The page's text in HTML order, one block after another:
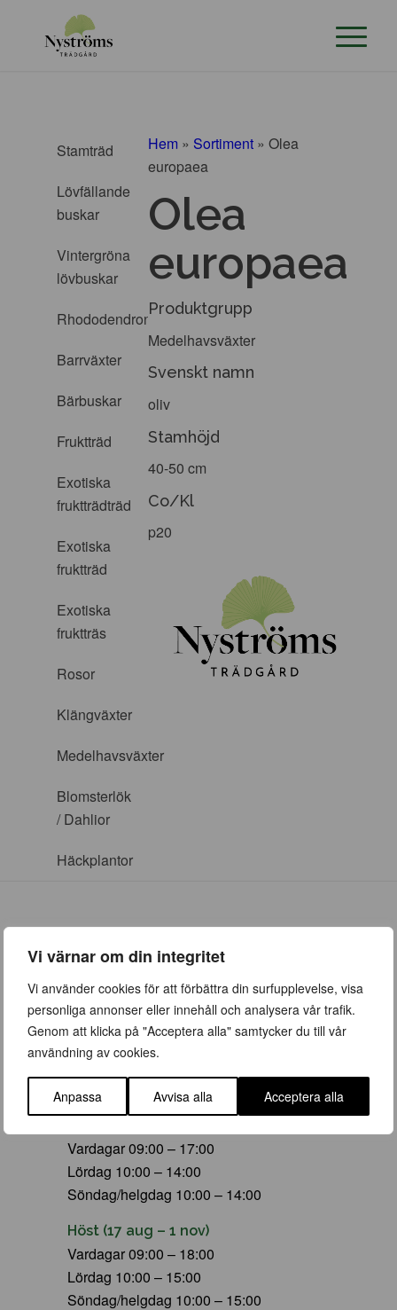
Vi värnar om din integritet
Vi använder cookies för att förbättra din surfupplevelse, visa
personliga annonser eller innehåll och analysera vår trafik.
Genom att klicka på "Acceptera alla" samtycker du till vår
användning av cookies.
Anpassa Avvisa alla Acceptera alla
Stamträd
Lövfällande
buskar
Vintergröna
lövbuskar
Rhododendron
Barrväxter
Bärbuskar
Fruktträd
Exotiska
fruktträdträd
Exotiska
fruktträd
Exotiska
fruktträs
Rosor
Klängväxter
Medelhavsväxter
Blomsterlök
/ Dahlior
Häckplantor
Hem » Sortiment »Olea
europaea
Olea
europaea
Produktgrupp
Medelhavsväxter
Svenskt namn
oliv
Stamhöjd
40-50 cm
Co/Kl
p20
ÖPPETTIDER
Vår (23 mars – 28 juni)
Vardagar 09:00 – 19:00
Lördag 10:00 – 16:00
Söndag/helgdag 10:00 – 16:00
Vardagar 09:00 – 17:00
Lördag 10:00 – 14:00
Söndag/helgdag 10:00 – 14:00
Höst (17 aug – 1 nov)
Vardagar 09:00 – 18:00
Lördag 10:00 – 15:00
Söndag/helgdag 10:00 – 15:00